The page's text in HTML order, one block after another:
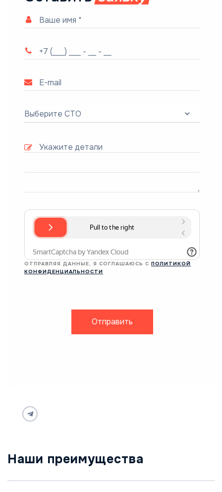
Выберите СТО
ОТПРАВЛЯЯ ДАННЫЕ, Я СОГЛАШАЮСЬ С ПОЛИТИКОЙ
КОНФИДЕНЦИАЛЬНОСТИ
Отправить
Наши преимущества